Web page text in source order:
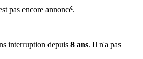
pas encore annoncé.
interruption depuis 8 ans. Il n'a pas